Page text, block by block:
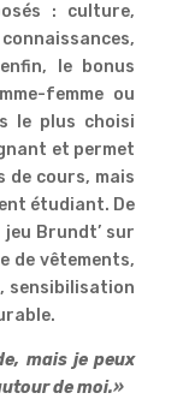
: culture,
le bonus
femme ou
le plus choisi
et permet
de cours, mais
étudiant. De
Brundt’ sur
de vêtements,
sensibilisation
mais je peux
de moi.»